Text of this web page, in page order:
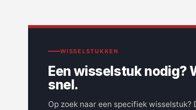
WISSELSTUKKEN
Een wisselstuk nodig?
snel.
Op zoek naar een specifiek wisselstuk?